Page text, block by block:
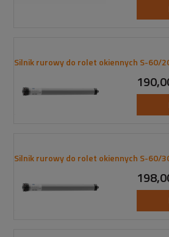
Silnik rurowy do rolet okiennych S-60/
Silnik rurowy do rolet okiennych S-60/